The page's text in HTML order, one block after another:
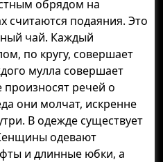
обрядом на
считаются подаяния. Это
чай. Каждый
по кругу, совершает
мулла совершает
речей о
они молчат, искренне
В одежде существует
одевают
и длинные юбки, а